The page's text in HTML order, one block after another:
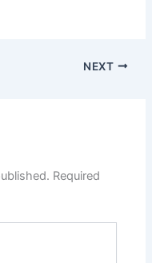
NEXT
Required